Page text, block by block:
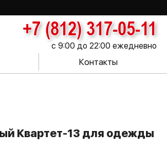
+7 (812) 317-05-11
с 9:00 до 22:00 ежедневно
Контакты